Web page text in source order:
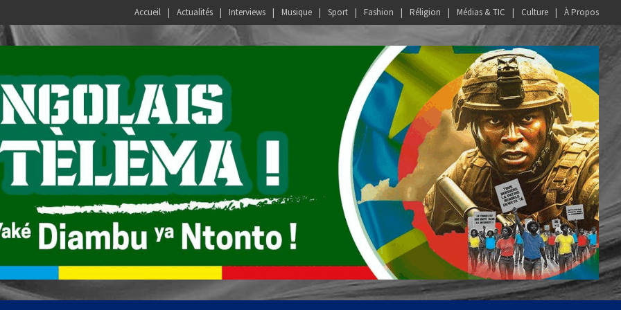
Accueil Actualités Interviews Musique Sport Fashion Réligion Médias & TIC Culture À Propos